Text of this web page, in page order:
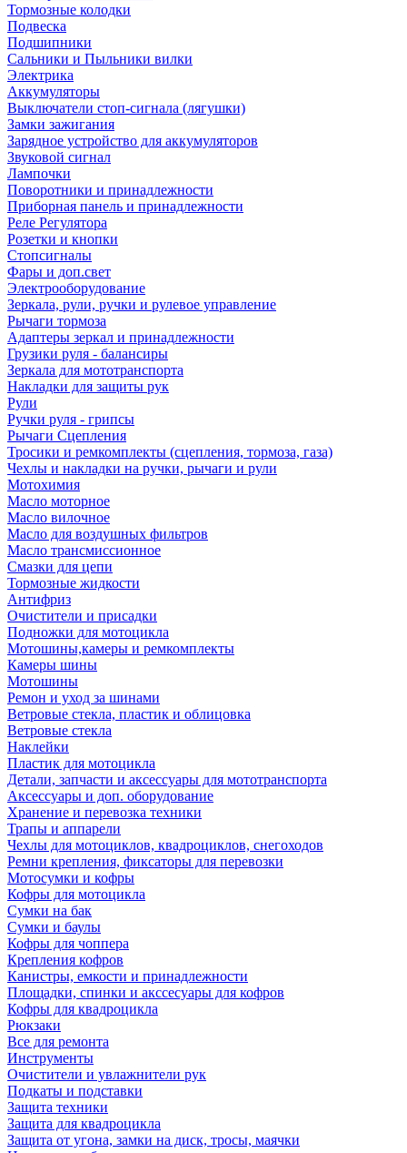
Тормозные колодки
Подвеска
Подшипники
Сальники и Пыльники вилки
Электрика
Аккумуляторы
Выключатели стоп-сигнала (лягушки)
Замки зажигания
Зарядное устройство для аккумуляторов
Звуковой сигнал
Лампочки
Поворотники и принадлежности
Приборная панель и принадлежности
Реле Регулятора
Розетки и кнопки
Стопсигналы
Фары и доп.свет
Электрооборудование
Зеркала, рули, ручки и рулевое управление
Рычаги тормоза
Адаптеры зеркал и принадлежности
Грузики руля - балансиры
Зеркала для мототранспорта
Накладки для защиты рук
Рули
Ручки руля - грипсы
Рычаги Сцепления
Тросики и ремкомплекты (сцепления, тормоза, газа)
Чехлы и накладки на ручки, рычаги и рули
Мотохимия
Масло моторное
Масло вилочное
Масло для воздушных фильтров
Масло трансмиссионное
Смазки для цепи
Тормозные жидкости
Антифриз
Очистители и присадки
Подножки для мотоцикла
Мотошины,камеры и ремкомплекты
Камеры шины
Мотошины
Ремон и уход за шинами
Ветровые стекла, пластик и облицовка
Ветровые стекла
Наклейки
Пластик для мотоцикла
Детали, запчасти и аксессуары для мототранспорта
Аксессуары и доп. оборудование
Хранение и перевозка техники
Трапы и аппарели
Чехлы для мотоциклов, квадроциклов, снегоходов
Ремни крепления, фиксаторы для перевозки
Мотосумки и кофры
Кофры для мотоцикла
Сумки на бак
Сумки и баулы
Кофры для чоппера
Крепления кофров
Канистры, емкости и принадлежности
Площадки, спинки и акссесуары для кофров
Кофры для квадроцикла
Рюкзаки
Все для ремонта
Инструменты
Очистители и увлажнители рук
Подкаты и подставки
Защита техники
Защита для квадроцикла
Защита от угона, замки на диск, тросы, маячки